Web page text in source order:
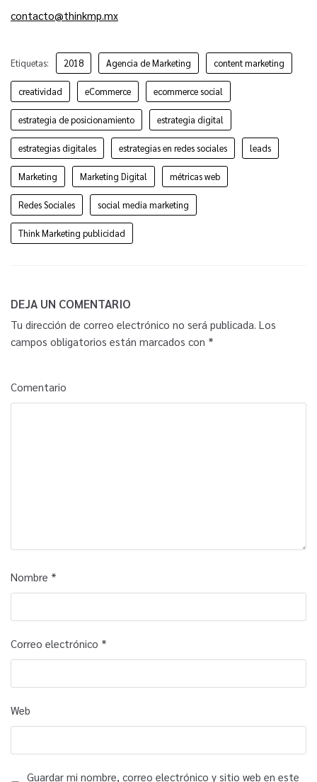
contacto@thinkmp.mx
Etiquetas: 2018 Agencia de Marketing content marketing
creatividad eCommerce ecommerce social
estrategia de posicionamiento estrategia digital
estrategias digitales estrategias en redes sociales leads
Marketing Marketing Digital métricas web
Redes Sociales social media marketing
Think Marketing publicidad
DEJA UN COMENTARIO
Tu dirección de correo electrónico no será publicada. Los
campos obligatorios están marcados con *
Comentario
Nombre *
Correo electrónico *
Web
Guardar mi nombre, correo electrónico y sitio web en este